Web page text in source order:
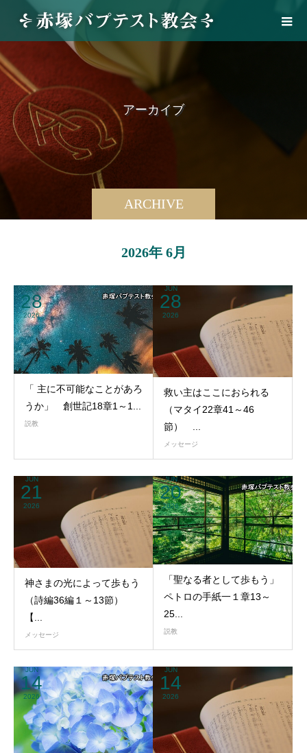
ARCHIVE
アーカイブ
2026年 6月
JUN
28
2026
「 主に不可能なことがあろ
うか」 創世記18章1～1...
説教
JUN
28
2026
救い主はここにおられる
（マタイ22章41～46
節） ...
メッセージ
JUN
21
2026
神さまの光によって歩もう
（詩編36編１～13節）
【...
メッセージ
JUN
20
2026
「聖なる者として歩もう」
ペトロの手紙一１章13～
25...
説教
JUN
14
2026
JUN
14
2026